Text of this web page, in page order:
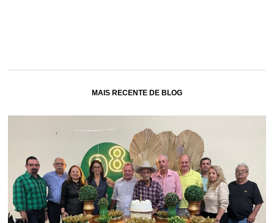
MAIS RECENTE DE BLOG